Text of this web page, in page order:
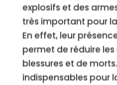
explosifs et des
très important pour
En effet, leur
permet de réduire les
blessures et de
indispensables pour